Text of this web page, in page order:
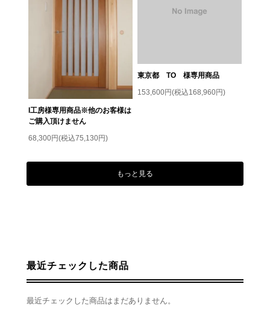
I工房様専用商品※他のお客様は
ご購入頂けません
68,300円(税込75,130円)
東京都 TO 様専用商品
153,600円(税込168,960円)
もっと見る
最近チェックした商品
最近チェックした商品はまだありません。